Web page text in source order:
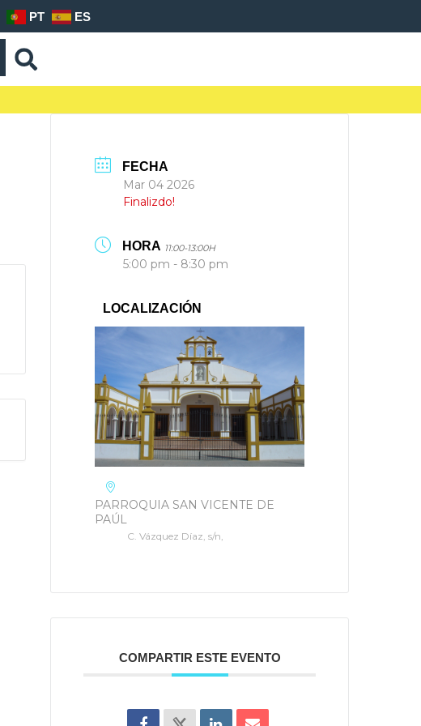
PT ES
FECHA
Mar 04 2026
Finalizdo!
HORA 11:00-13:00H
5:00 pm - 8:30 pm
LOCALIZACIÓN
PARROQUIA SAN VICENTE DE
PAÚL
C. Vázquez Díaz, s/n,
COMPARTIR ESTE EVENTO